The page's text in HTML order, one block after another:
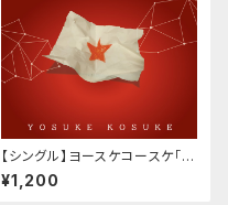
【シングル】ヨースケコースケ「B
ECAUSE OF YOU / ROAR」
¥1,200